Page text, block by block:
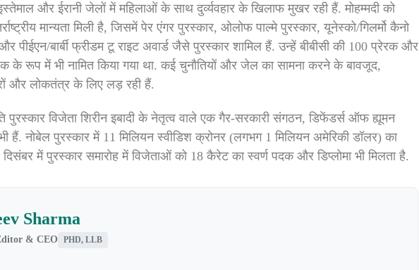
इस्तेमाल और ईरानी जेलों में महिलाओं के साथ दुर्व्यवहार के खिलाफ मुखर रही हैं. मोहम्मदी को
मान्यता मिली है, जिसमें पेर एंगर पुरस्कार, ओलोफ पाल्मे पुरस्कार, यूनेस्को/गिलर्मो कैनो
पीईएन/बार्बी फ्रीडम टू राइट अवार्ड जैसे पुरस्कार शामिल हैं. उन्हें बीबीसी की 100 प्रेरक और
के रूप में भी नामित किया गया था. कई चुनौतियों और जेल का सामना करने के बावजूद,
और लोकतंत्र के लिए लड़ रही हैं.
पुरस्कार विजेता शिरीन इबादी के नेतृत्व वाले एक गैर-सरकारी संगठन, डिफेंडर्स ऑफ ह्यूमन
हैं. नोबेल पुरस्कार में 11 मिलियन स्वीडिश क्रोनर (लगभग 1 मिलियन अमेरिकी डॉलर) का
में पुरस्कार समारोह में विजेताओं को 18 कैरेट का स्वर्ण पदक और डिप्लोमा भी मिलता है.
Sharma
& CEO PHD, LLB